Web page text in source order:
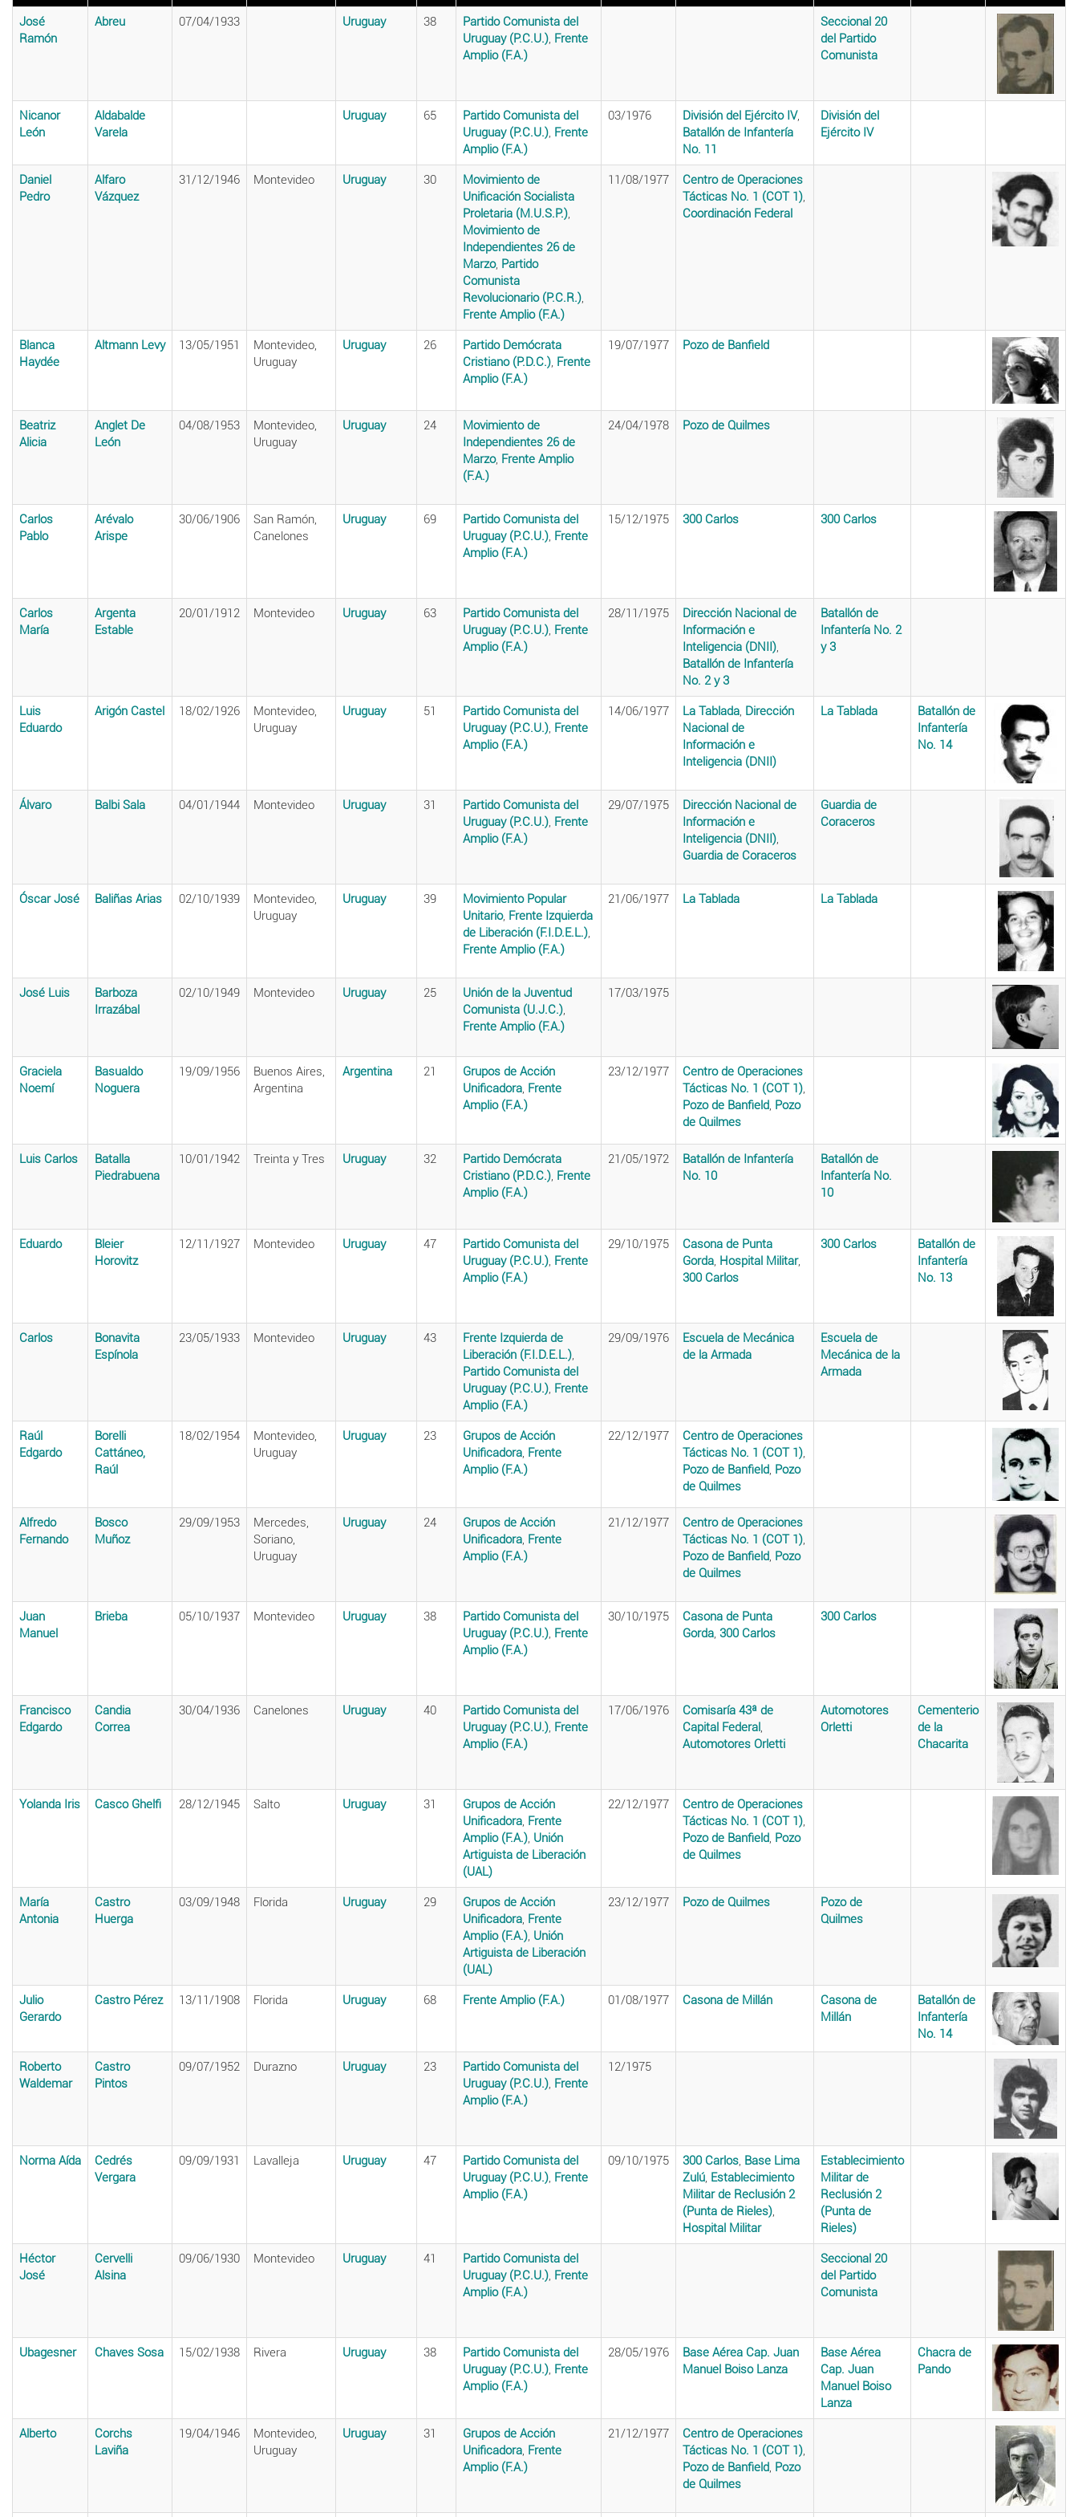
José
Ramón
Abreu 07/04/1933 Uruguay 38
Partido Comunista del
Uruguay (P.C.U.), Frente
Amplio (F.A.)
Seccional 20
del Partido
Comunista
Nicanor
León
Aldabalde
Varela
Uruguay 65
Partido Comunista del
Uruguay (P.C.U.), Frente
Amplio (F.A.)
03/1976 División del Ejército IV,
Batallón de Infantería
No. 11
División del
Ejército IV
Daniel
Pedro
Alfaro
Vázquez
31/12/1946 Montevideo Uruguay 30
Movimiento de
Unificación Socialista
Proletaria (M.U.S.P.),
Movimiento de
Independientes 26 de
Marzo, Partido
Comunista
Revolucionario (P.C.R.),
Frente Amplio (F.A.)
11/08/1977
Centro de Operaciones
Tácticas No. 1 (COT 1),
Coordinación Federal
Blanca
Haydée
Altmann Levy 13/05/1951
Montevideo,
Uruguay
Uruguay 26
Partido Demócrata
Cristiano (P.D.C.), Frente
Amplio (F.A.)
19/07/1977 Pozo de Banfield
Beatriz
Alicia
Anglet De
León
04/08/1953
Montevideo,
Uruguay
Uruguay 24
Movimiento de
Independientes 26 de
Marzo, Frente Amplio
(F.A.)
24/04/1978 Pozo de Quilmes
Carlos
Pablo
Arévalo
Arispe
30/06/1906
San Ramón,
Canelones
Uruguay 69
Partido Comunista del
Uruguay (P.C.U.), Frente
Amplio (F.A.)
15/12/1975 300 Carlos 300 Carlos
Carlos
María
Argenta
Estable
20/01/1912 Montevideo Uruguay 63
Partido Comunista del
Uruguay (P.C.U.), Frente
Amplio (F.A.)
28/11/1975
Dirección Nacional de
Información e
Inteligencia (DNII),
Batallón de Infantería
No. 2 y 3
Batallón de
Infantería No. 2
y 3
Luis
Eduardo
Arigón Castel 18/02/1926
Montevideo,
Uruguay
Uruguay 51
Partido Comunista del
Uruguay (P.C.U.), Frente
Amplio (F.A.)
14/06/1977 La Tablada, Dirección
Nacional de
Información e
Inteligencia (DNII)
La Tablada
Batallón de
Infantería
No. 14
Álvaro Balbi Sala 04/01/1944 Montevideo Uruguay 31
Partido Comunista del
Uruguay (P.C.U.), Frente
Amplio (F.A.)
29/07/1975
Dirección Nacional de
Información e
Inteligencia (DNII),
Guardia de Coraceros
Guardia de
Coraceros
Óscar José Baliñas Arias 02/10/1939
Montevideo,
Uruguay
Uruguay 39
Movimiento Popular
Unitario, Frente Izquierda
de Liberación (F.I.D.E.L.),
Frente Amplio (F.A.)
21/06/1977 La Tablada La Tablada
José Luis
Barboza
Irrazábal
02/10/1949 Montevideo Uruguay 25
Unión de la Juventud
Comunista (U.J.C.),
Frente Amplio (F.A.)
17/03/1975
Graciela
Noemí
Basualdo
Noguera
19/09/1956
Buenos Aires,
Argentina
Argentina 21
Grupos de Acción
Unificadora, Frente
Amplio (F.A.)
23/12/1977
Centro de Operaciones
Tácticas No. 1 (COT 1),
Pozo de Banfield, Pozo
de Quilmes
Luis Carlos
Batalla
Piedrabuena
10/01/1942 Treinta y Tres Uruguay 32
Partido Demócrata
Cristiano (P.D.C.), Frente
Amplio (F.A.)
21/05/1972
Batallón de Infantería
No. 10
Batallón de
Infantería No.
10
Eduardo
Bleier
Horovitz
12/11/1927 Montevideo Uruguay 47
Partido Comunista del
Uruguay (P.C.U.), Frente
Amplio (F.A.)
29/10/1975
Casona de Punta
Gorda, Hospital Militar,
300 Carlos
300 Carlos
Batallón de
Infantería
No. 13
Carlos
Bonavita
Espínola
23/05/1933 Montevideo Uruguay 43
Frente Izquierda de
Liberación (F.I.D.E.L.),
Partido Comunista del
Uruguay (P.C.U.), Frente
Amplio (F.A.)
29/09/1976
Escuela de Mecánica
de la Armada
Escuela de
Mecánica de la
Armada
Raúl
Edgardo
Borelli
Cattáneo,
Raúl
18/02/1954
Montevideo,
Uruguay
Uruguay 23
Grupos de Acción
Unificadora, Frente
Amplio (F.A.)
22/12/1977
Centro de Operaciones
Tácticas No. 1 (COT 1),
Pozo de Banfield, Pozo
de Quilmes
Alfredo
Fernando
Bosco
Muñoz
29/09/1953
Mercedes,
Soriano,
Uruguay
Uruguay 24
Grupos de Acción
Unificadora, Frente
Amplio (F.A.)
21/12/1977
Centro de Operaciones
Tácticas No. 1 (COT 1),
Pozo de Banfield, Pozo
de Quilmes
Juan
Manuel
Brieba 05/10/1937 Montevideo Uruguay 38
Partido Comunista del
Uruguay (P.C.U.), Frente
Amplio (F.A.)
30/10/1975
Casona de Punta
Gorda, 300 Carlos
300 Carlos
Francisco
Edgardo
Candia
Correa
30/04/1936 Canelones Uruguay 40
Partido Comunista del
Uruguay (P.C.U.), Frente
Amplio (F.A.)
17/06/1976
Comisaría 43ª de
Capital Federal,
Automotores Orletti
Automotores
Orletti
Cementerio
de la
Chacarita
Yolanda Iris Casco Ghelfi 28/12/1945 Salto Uruguay 31
Grupos de Acción
Unificadora, Frente
Amplio (F.A.), Unión
Artiguista de Liberación
(UAL)
22/12/1977
Centro de Operaciones
Tácticas No. 1 (COT 1),
Pozo de Banfield, Pozo
de Quilmes
María
Antonia
Castro
Huerga
03/09/1948 Florida Uruguay 29
Grupos de Acción
Unificadora, Frente
Amplio (F.A.), Unión
Artiguista de Liberación
(UAL)
23/12/1977 Pozo de Quilmes
Pozo de
Quilmes
Julio
Gerardo
Castro Pérez 13/11/1908 Florida Uruguay 68 Frente Amplio (F.A.) 01/08/1977 Casona de Millán
Casona de
Millán
Batallón de
Infantería
No. 14
Roberto
Waldemar
Castro
Pintos
09/07/1952 Durazno Uruguay 23
Partido Comunista del
Uruguay (P.C.U.), Frente
Amplio (F.A.)
12/1975
Norma Aída
Cedrés
Vergara
09/09/1931 Lavalleja Uruguay 47
Partido Comunista del
Uruguay (P.C.U.), Frente
Amplio (F.A.)
09/10/1975 300 Carlos, Base Lima
Zulú, Establecimiento
Militar de Reclusión 2
(Punta de Rieles),
Hospital Militar
Establecimiento
Militar de
Reclusión 2
(Punta de
Rieles)
Héctor
José
Cervelli
Alsina
09/06/1930 Montevideo Uruguay 41
Partido Comunista del
Uruguay (P.C.U.), Frente
Amplio (F.A.)
Seccional 20
del Partido
Comunista
Ubagesner Chaves Sosa 15/02/1938 Rivera Uruguay 38
Partido Comunista del
Uruguay (P.C.U.), Frente
Amplio (F.A.)
28/05/1976
Base Aérea Cap. Juan
Manuel Boiso Lanza
Base Aérea
Cap. Juan
Manuel Boiso
Lanza
Chacra de
Pando
Alberto
Corchs
Laviña
19/04/1946
Montevideo,
Uruguay
Uruguay 31
Grupos de Acción
Unificadora, Frente
Amplio (F.A.)
21/12/1977
Centro de Operaciones
Tácticas No. 1 (COT 1),
Pozo de Banfield, Pozo
de Quilmes